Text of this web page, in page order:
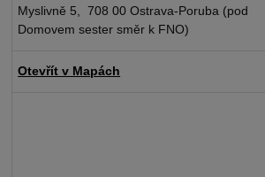
Myslivně 5, 708 00 Ostrava-Poruba (pod
Domovem sester směr k FNO)
Otevřít v Mapách